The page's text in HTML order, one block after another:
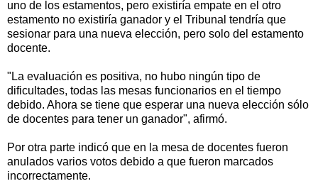
uno de los estamentos, pero existiría empate en el otro
estamento no existiría ganador y el Tribunal tendría que
sesionar para una nueva elección, pero solo del estamento
docente.
"La evaluación es positiva, no hubo ningún tipo de
dificultades, todas las mesas funcionarios en el tiempo
debido. Ahora se tiene que esperar una nueva elección sólo
de docentes para tener un ganador", afirmó.
Por otra parte indicó que en la mesa de docentes fueron
anulados varios votos debido a que fueron marcados
incorrectamente.